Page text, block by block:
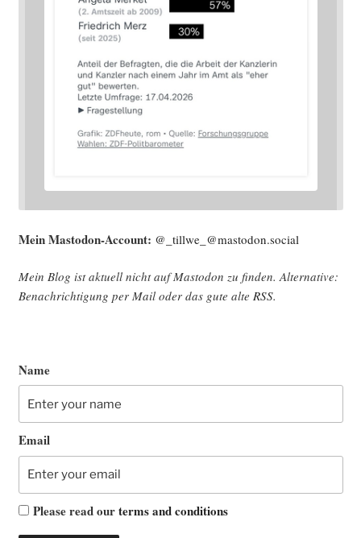
Mein Mast­o­don-Account: @_tillwe_@mastodon.social
Mein Blog ist aktu­ell nicht auf Mast­o­don zu fin­den. Alter­na­ti­ve:
Benach­rich­ti­gung per Mail oder das gute alte RSS.
Name
Email
Please read ourterms and conditions